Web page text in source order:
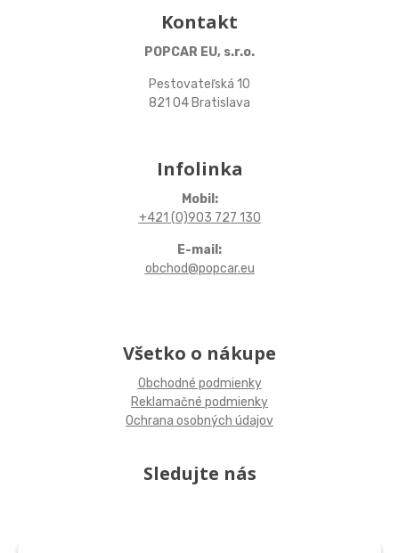
Kontakt
POPCAR EU, s.r.o.
Pestovateľská 10
821 04 Bratislava
Infolinka
Mobil:
+421 (0)903 727 130
E-mail:
obchod@popcar.eu
Všetko o nákupe
Obchodné podmienky
Reklamačné podmienky
Ochrana osobných údajov
Sledujte nás